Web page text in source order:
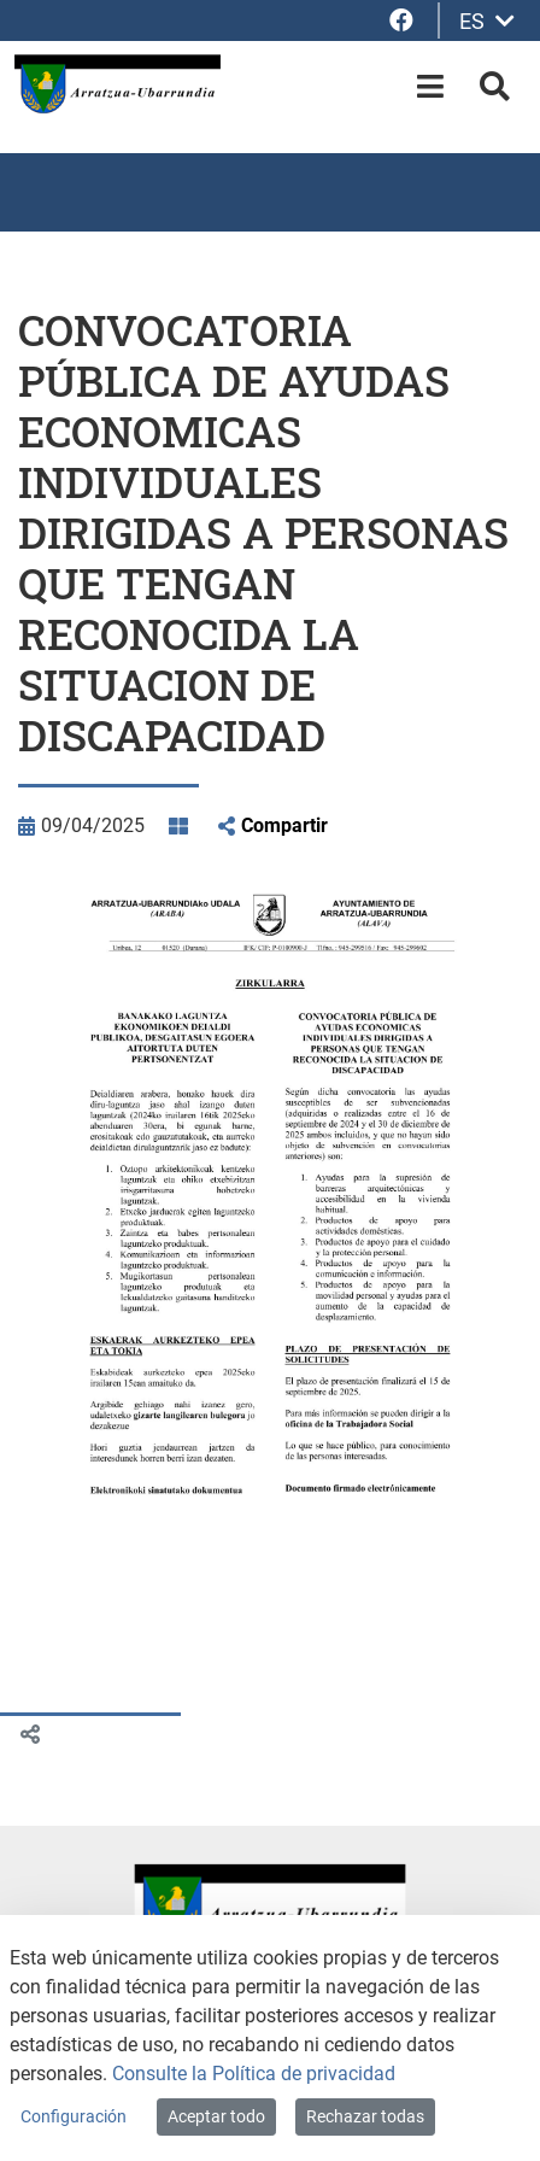
Facebook
ES
OPEN-
CONVOCATORIA
PÚBLICA DE AYUDAS
ECONOMICAS
INDIVIDUALES
DIRIGIDAS A PERSONAS
QUE TENGAN
RECONOCIDA LA
SITUACION DE
DISCAPACIDAD
09/04/2025 Compartir
Copyright © 2026 / Excmo. arratzua | Todos los derechos reservados.
Esta web únicamente utiliza cookies propias y de terceros
con finalidad técnica para permitir la navegación de las
personas usuarias, facilitar posteriores accesos y realizar
estadísticas de uso, no recabando ni cediendo datos
personales. Consulte la Política de privacidad
Configuración Aceptar todo Rechazar todas